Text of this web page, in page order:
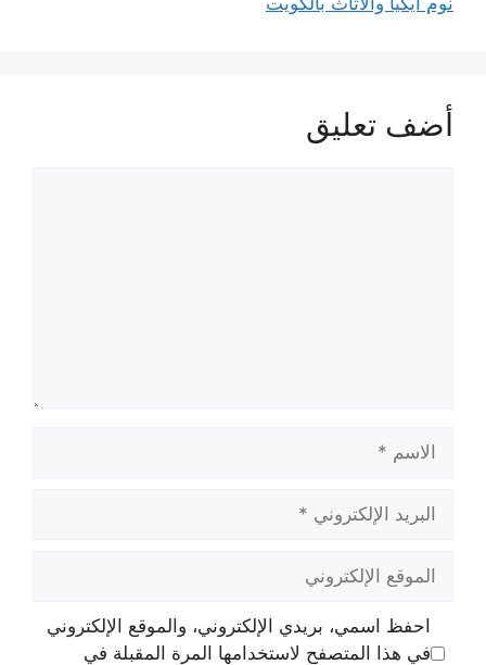
أضف تعليق
الإلكتروني
الإلكتروني
احفظ اسمي، بريدي الإلكتروني، والموقع الإلكتروني
في هذا المتصفح لاستخدامها المرة المقبلة في